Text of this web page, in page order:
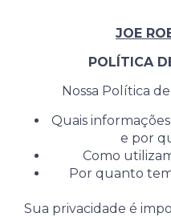
JOE
POLÍTICA
Nossa Política
Quais
e por
Como
Por quanto
Sua privacidade é